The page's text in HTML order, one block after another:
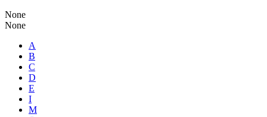
None
None
A
B
C
D
E
I
M